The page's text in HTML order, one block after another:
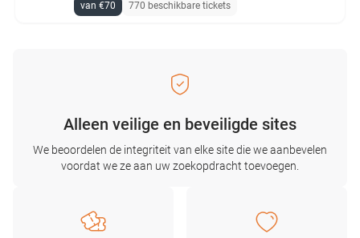
van €70
770 beschikbare tickets
Alleen veilige en beveiligde sites
We beoordelen de integriteit van elke site die we aanbevelen
voordat we ze aan uw zoekopdracht toevoegen.